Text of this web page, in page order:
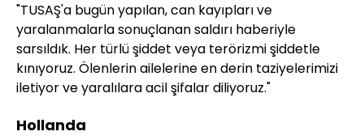
"TUSAŞ'a bugün yapılan, can kayıpları ve
yaralanmalarla sonuçlanan saldırı haberiyle
sarsıldık. Her türlü şiddet veya terörizmi şiddetle
kınıyoruz. Ölenlerin ailelerine en derin taziyelerimizi
iletiyor ve yaralılara acil şifalar diliyoruz."
Hollanda